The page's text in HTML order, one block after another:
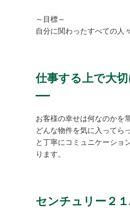
～目標～
自分に関わったすべての人
仕事する上で大
お客様の幸せは何なのかを
どんな物件を気に入ってら
と丁寧にコミュニケーショ
ります。
センチュリー２